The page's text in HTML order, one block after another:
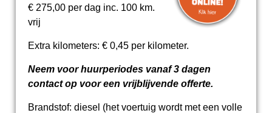
€ 275,00 per dag inc. 100 km.
vrij
Extra kilometers: € 0,45 per kilometer.
Neem voor huurperiodes vanaf 3 dagen
contact op voor een vrijblijvende offerte.
Brandstof: diesel (het voertuig wordt met een volle